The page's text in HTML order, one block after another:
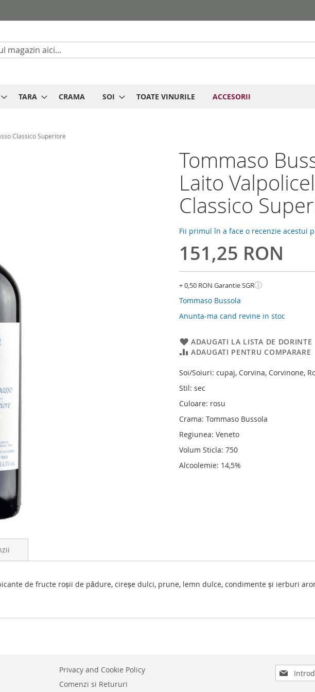
Cautare
TARA CRAMA SOI TOATE VINURILE ACCESORII
Classico Superiore
Tommaso
Laito
Classico
Fii primul în a face o recenzie acestui
151,25 RON
+ 0,50 RON Garantie SGRⓘ
Tommaso Bussola
Anunta-ma cand revine in stoc
ADAUGATI LA LISTA DE DORINTE
ADAUGATI PENTRU COMPARARE
Soi/Soiuri: cupaj, Corvina, Corvinone,
Stil: sec
Culoare: rosu
Crama: Tommaso Bussola
Regiunea: Veneto
Volum Sticla: 750
Alcoolemie: 14,5%
de fructe roșii de pădure, cireșe dulci, prune, lemn dulce, condimente și ierburi
Privacy and Cookie Policy
Comenzi si Retururi
Inscrieti-
va